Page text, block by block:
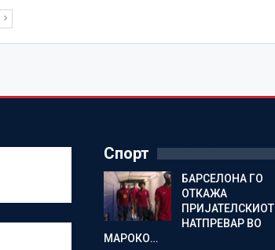
Спорт
БАРСЕЛОНА ГО
ОТКАЖА
ПРИЈАТЕЛСКИОТ
НАТПРЕВАР ВО
МАРОКО…